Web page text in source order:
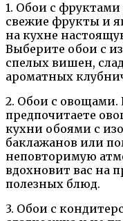
1. Обои с
свежие фрукты и
на кухне
Выберите обои с
спелых вишен,
ароматных
2. Обои с овощами.
предпочитаете
кухни обоями с
баклажанов или
неповторимую
вдохновит вас на
полезных блюд.
3. Обои с